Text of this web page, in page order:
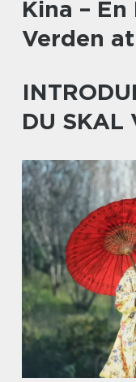
Kina –
Verden
DU SKAL